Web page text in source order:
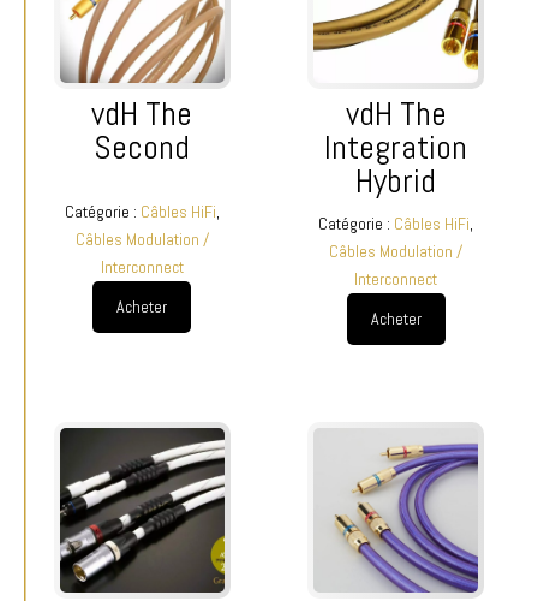
vdH The
Second
Catégorie : Câbles HiFi,
Câbles Modulation /
Interconnect
Acheter
vdH The
Integration
Hybrid
Catégorie : Câbles HiFi,
Câbles Modulation /
Interconnect
Acheter